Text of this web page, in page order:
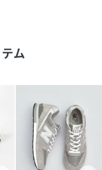
品に付属のアテンシ
ンなどの閲覧環境に
ム